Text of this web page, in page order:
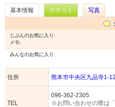
基本情報 クチコミ
写真
じぶんのお気に入り:
メモ:
みんなのお気に入り:
住所 熊本市中央区九品寺1-
TEL
096-362-2305
※お問い合わせの際は